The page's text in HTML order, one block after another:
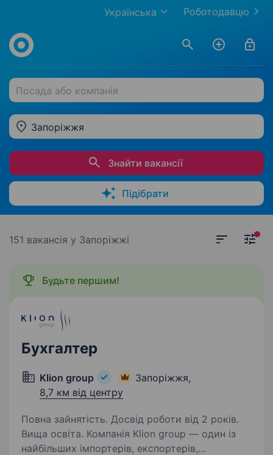
Роботодавцю
Українська
Посада або компанія
Запоріжжя
Знайти вакансії
Підібрати
151 вакансія у Запоріжжі
Будьте першим!
Бухгалтер
Klion group
Запоріжжя,
8,7 км від центру
Повна зайнятість. Досвід роботи від 2 років.
Вища освіта. Компанія Klion group — один із
найбільших імпортерів, експортерів,